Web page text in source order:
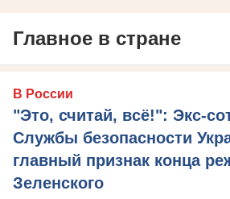
Главное в стране
В России
"Это, считай, всё!": Экс-
Службы безопасности
главный признак конца
Зеленского